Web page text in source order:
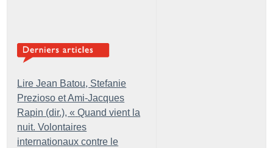
Lire Jean Batou, Stefanie
Prezioso et Ami-Jacques
Rapin (dir.), « Quand vient la
nuit. Volontaires
internationaux contre le